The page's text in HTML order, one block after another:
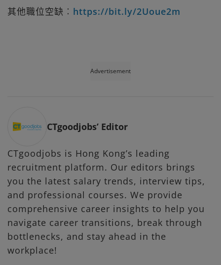
其他職位空缺︰ https://bit.ly/2Uoue2m
Advertisement
CTgoodjobs’ Editor
CTgoodjobs is Hong Kong’s leading
recruitment platform. Our editors brings
you the latest salary trends, interview tips,
and professional courses. We provide
comprehensive career insights to help you
navigate career transitions, break through
bottlenecks, and stay ahead in the
workplace!